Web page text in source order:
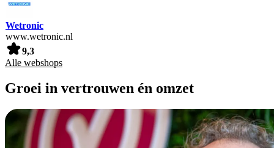
Wetronic
www.wetronic.nl
9,3
Alle webshops
Groei in vertrouwen én omzet